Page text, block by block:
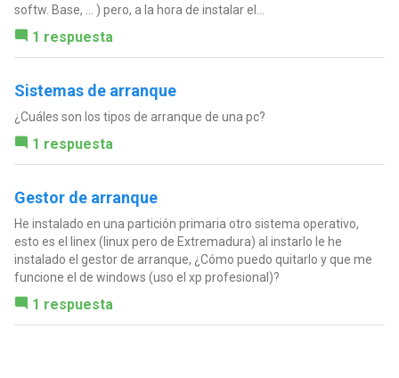
softw. Base, ... ) pero, a la hora de instalar el...
1 respuesta
Sistemas de arranque
¿Cuáles son los tipos de arranque de una pc?
1 respuesta
Gestor de arranque
He instalado en una partición primaria otro sistema operativo,
esto es el linex (linux pero de Extremadura) al instarlo le he
instalado el gestor de arranque, ¿Cómo puedo quitarlo y que me
funcione el de windows (uso el xp profesional)?
1 respuesta